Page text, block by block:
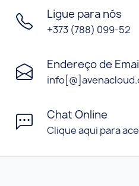
Ligue para nós
+373 (788) 099-52
Endereço de
Chat Online
Clique aqui para